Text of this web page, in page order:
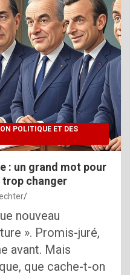
POLITIQUE ET DES
: un grand mot pour
trop changer
nouveau
». Promis-juré,
avant. Mais
que cache-t-on